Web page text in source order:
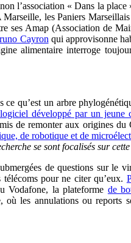
l’association « Dans la place
les Paniers
Amap (Association de
Cayron qui approvisonne
alimentaire interroge
ce qu’est un arbre
développé par un jeune
de remonter aux origines
de robotique et de
se sont focalisés sur
de questions sur le
pour ne citer qu’eux.
Vodafone, la plateforme de
où les annulations ou